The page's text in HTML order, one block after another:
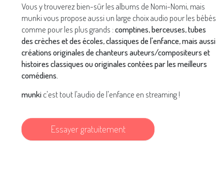
Vous y trouverez bien-sûr les albums de Nomi-Nomi, mais
munki vous propose aussi un large choix audio pour les bébés
comme pour les plus grands :comptines, berceuses, tubes
des crèches et des écoles, classiques de l'enfance, mais aussi
créations originales de chanteurs auteurs/compositeurs et
histoires classiques ou originales contées par les meilleurs
comédiens.
munkic'est tout l'audio de l'enfance en streaming !
Essayer gratuitement